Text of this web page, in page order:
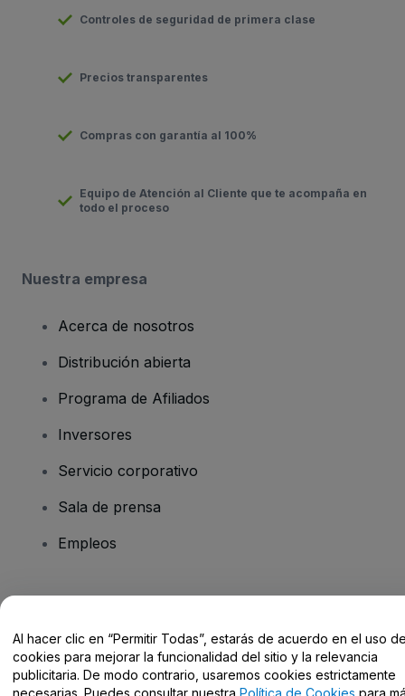
Controles de seguridad de primera clase
Precios transparentes
Compras con garantía al 100%
Equipo de Atención al Cliente que te acompaña en
todo el proceso
Nuestra empresa
Acerca de nosotros
Distribución abierta
Programa de Afiliados
Inversores
Servicio corporativo
Sala de prensa
Empleos
Centro de Ayuda / Contacto
Al hacer clic en “Permitir Todas”, estarás de acuerdo en el uso
cookies para mejorar la funcionalidad del sitio y la relevancia
publicitaria. De modo contrario, usaremos cookies estrictamente
necesarias. Puedes consultar nuestra Política de Cookies para